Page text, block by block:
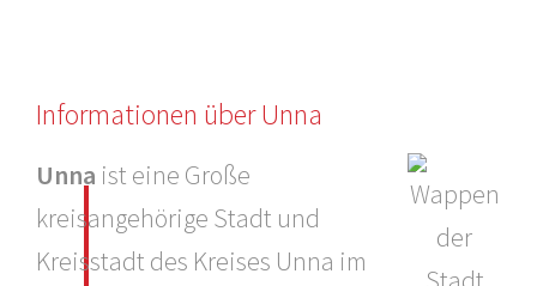
Informationen über Unna
Unna ist eine Große
kreisangehörige Stadt und
Kreisstadt des Kreises Unna im